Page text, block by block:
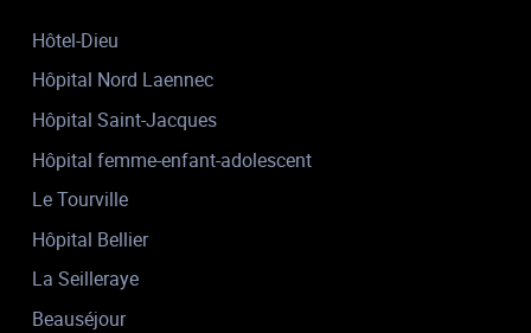
Hôtel-Dieu
Hôpital Nord Laennec
Hôpital Saint-Jacques
Hôpital femme-enfant-adolescent
Le Tourville
Hôpital Bellier
La Seilleraye
Beauséjour